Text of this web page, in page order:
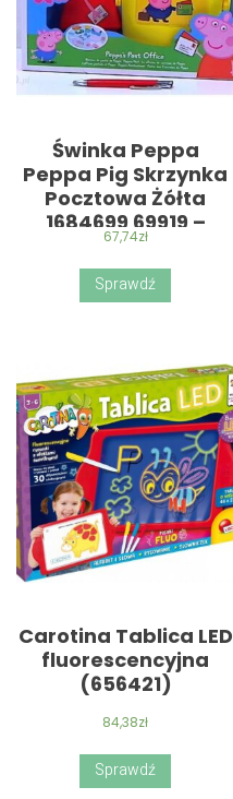
Świnka Peppa
Peppa Pig Skrzynka
Pocztowa Żółta
1684699 69919 –
Zabawka
67,74zł
Sprawdź
Carotina Tablica LED
fluorescencyjna
(656421)
84,38zł
Sprawdź